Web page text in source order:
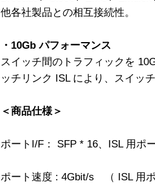
他各社製品との相互接続性。
・10Gb パフォーマンス
スイッチ間のトラフィックを
ッチリンク ISL により、スイッ
＜商品仕様＞
ポートI/F： SFP * 16、ISL 用ポ
ポート速度 : 4Gbit/s （ ISL 用